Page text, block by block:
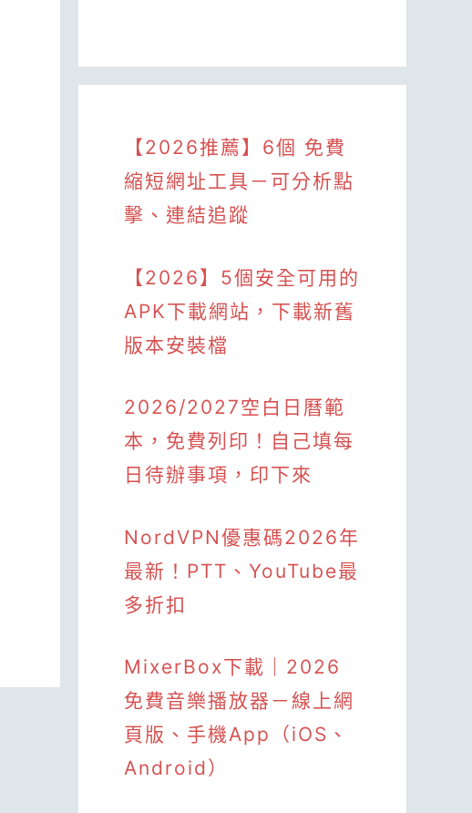
【2026推薦】6個 免費
縮短網址工具－可分析點
擊、連結追蹤
【2026】5個安全可用的
APK下載網站，下載新舊
版本安裝檔
2026/2027空白日曆範
本，免費列印！自己填每
日待辦事項，印下來
NordVPN優惠碼2026年
最新！PTT、YouTube最
多折扣
MixerBox下載｜2026
免費音樂播放器－線上網
頁版、手機App（iOS、
Android）